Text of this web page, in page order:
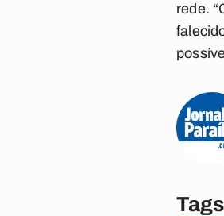
rede.
Tags